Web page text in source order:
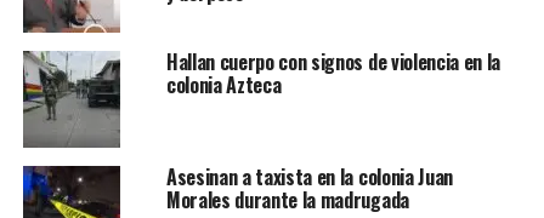
Hallan cuerpo con signos de violencia en la
colonia Azteca
Asesinan a taxista en la colonia Juan
Morales durante la madrugada